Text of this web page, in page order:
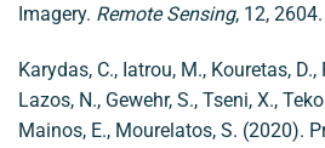
Imagery. Remote Sensing, 12, 2604.
Karydas, C., Iatrou, M., Kouretas,
Lazos, N., Gewehr, S., Tseni, X.,
Mainos, E., Mourelatos, S. (2020).